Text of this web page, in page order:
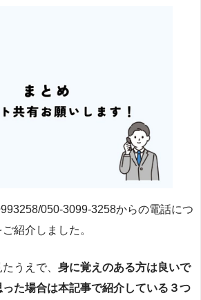
050-3099-3258からの電話につ
紹介しました。
うえで、 身に覚えのある方は良いで
た場合は本記事で紹介している３つ